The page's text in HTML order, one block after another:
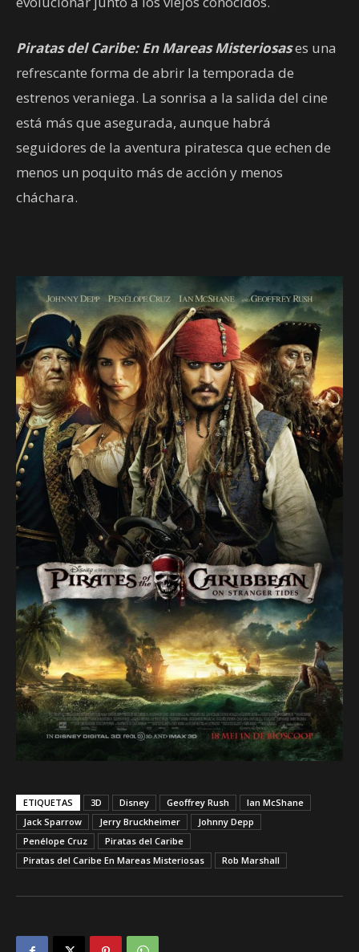
PiratasdelCaribe: En MareasMisteriosases una
refrescante forma de abrir la temporada de
estrenos veraniega. La sonrisa a la salida del cine
está más que asegurada, aunque habrá
seguidores de la aventura piratesca que echen de
menos un poquito más de acción y menos
cháchara.
ETIQUETAS 3D Disney Geoffrey Rush
Ian McShane
Jack Sparrow
Jerry Bruckheimer
Johnny Depp
Penélope Cruz
Piratas del Caribe
Piratas del Caribe En Mareas Misteriosas
Rob Marshall